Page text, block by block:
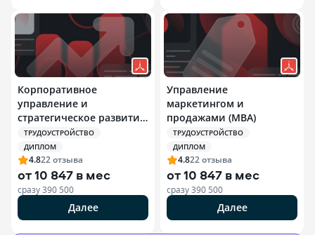
Корпоративное
управление и
стратегическое развитие
бизнеса (MBA)
ТРУДОУСТРОЙСТВО
ДИПЛОМ
4.822отзыва
от10 847 в мес
сразу390 500
Далее
Управление
маркетингом и
продажами (MBA)
ТРУДОУСТРОЙСТВО
ДИПЛОМ
4.822отзыва
от10 847 в мес
сразу390 500
Далее